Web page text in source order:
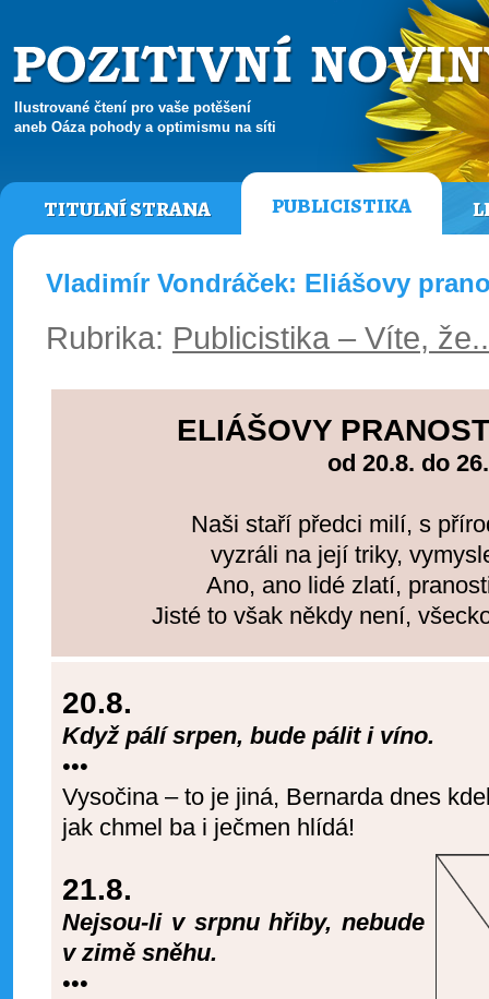
Ilustrované čtení pro vaše potěšení
aneb Oáza pohody a optimismu na síti
TITULNÍ STRANA PUBLICISTIKA
Vladimír Vondráček: Eliášovy
Rubrika: Publicistika – Víte,
ELIÁŠOVY
od 20.8. do
Naši staří předci milí, s
vyzráli na její triky,
Ano, ano lidé zlatí,
Jisté to však někdy není,
20.8.
Když pálí srpen, bude pálit i víno.
•••
Vysočina – to je jiná, Bernarda dnes
jak chmel ba i ječmen hlídá!
21.8.
Nejsou-li v srpnu hřiby, nebude
v zimě sněhu.
•••